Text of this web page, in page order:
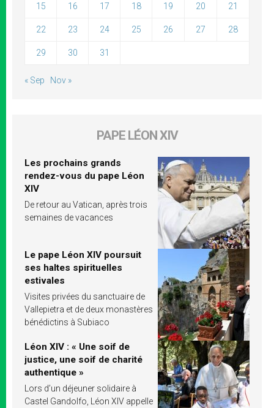
15 16 17 18 19 20 21
22 23 24 25 26 27 28
29 30 31
« Sep Nov »
PAPE LÉON XIV
Les prochains grands
rendez-vous du pape Léon
XIV
De retour au Vatican, après trois
semaines de vacances
Le pape Léon XIV poursuit
ses haltes spirituelles
estivales
Visites privées du sanctuaire de
Vallepietra et de deux monastères
bénédictins à Subiaco
Léon XIV : « Une soif de
justice, une soif de charité
authentique »
Lors d’un déjeuner solidaire à
Castel Gandolfo, Léon XIV appelle